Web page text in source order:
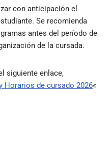
con anticipación el
Se recomienda
antes del período de
de la cursada.
siguiente enlace,
Horarios de cursado 2026«